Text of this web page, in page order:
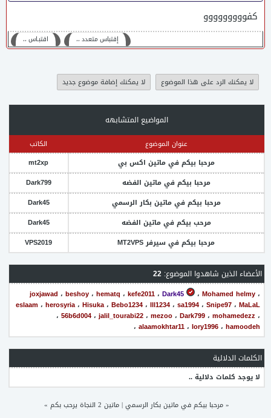
كفووووووووو
اقتبـاس ،، إقتباس متعدد ،،
لا يمكنك الرد على هذا الموضوع لا يمكنك إضافة موضوع جديد
المواضيع المتشابهه
عنوان الموضوع
الكاتب
مرحبا بيكم في ماتين اكس بي
mt2xp
مرحبا بيكم في ماتين الفضه
Dark799
مرحبا بيكم في ماتين بكار الرسمي
Dark45
مرحب بيكم في ماتين الفضه
Dark45
مرحبا بيكم في سيرفر MT2VPS
VPS2019
الأعضاء الذين شاهدوا الموضوع:22
joxjawad ، beshoy، hematq ، kefe2011، Dark45 ، Mohamed helmy،
eslaam، herosyria، Hisuka، Bebo1234، lll1234، sa1994، Snipe97، MaLaL
، 56b6d004،jalil_tourabi22، mezoo، Dark799، mohamedezz،
alaamokhtar11، Iory1996، hamoodeh ،
الكلمات الدلالية
لا يوجد كلمات دلالية ..
«مرحبا بيكم في ماتين بكار الرسمي|ماتين 2 النجاة يرحب بكم »